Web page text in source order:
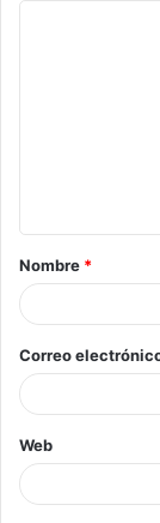
Nombre *
Correo
Web